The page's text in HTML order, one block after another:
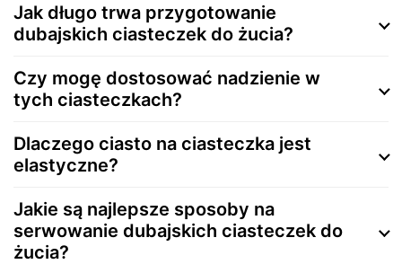
Jak długo trwa przygotowanie
dubajskich ciasteczek do żucia?
Czy mogę dostosować nadzienie w
tych ciasteczkach?
Dlaczego ciasto na ciasteczka jest
elastyczne?
Jakie są najlepsze sposoby na
serwowanie dubajskich ciasteczek do
żucia?